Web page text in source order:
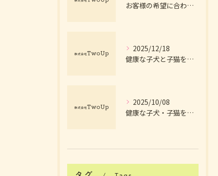
お客様の希望に合わせた理想の子犬提案法
2025/12/18
健康な子犬と子猫を育てる環境のこだわり方
2025/10/08
健康な子犬・子猫を育てる環境作りの秘訣とは